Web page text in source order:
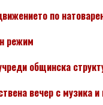
по
режим
общинска
вечер с музика